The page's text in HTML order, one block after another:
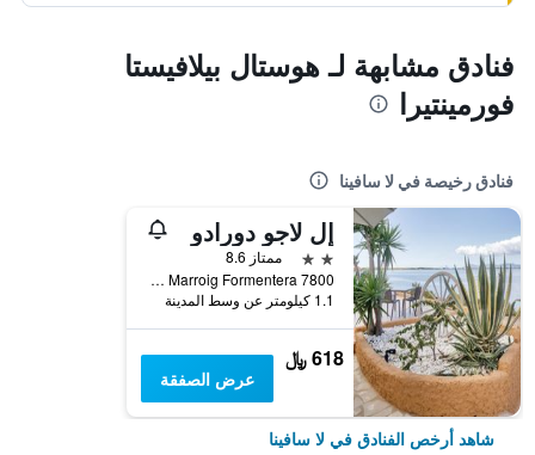
فنادق مشابهة لـ هوستال بيلافيستا
فورمينتيرا
فنادق رخيصة في لا سافينا
إل لاجو دورادو
2 نجمتين
ممتاز 8.6
7800 Camino De Can Marroig Formentera, لا سافينا, فورمينترا, أسبانيا
1.1 كيلومتر عن وسط المدينة
618 ﷼
عرض الصفقة
شاهد أرخص الفنادق في لا سافينا